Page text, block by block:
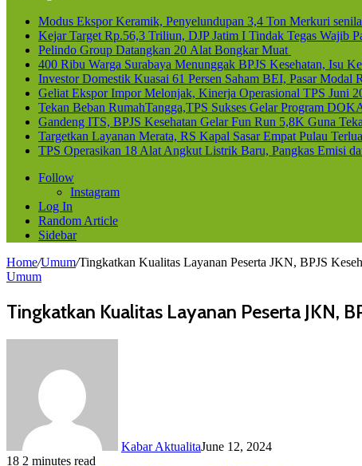
Modus Ekspor Keramik, Penyelundupan 3,4 Ton Merkuri
Kejar Target Rp.56,3 Triliun, DJP Jatim I Tindak Tegas Wajib
Pelindo Group Datangkan 20 Alat Bongkar Muat
400 Ribu Warga Surabaya Menunggak BPJS Kesehatan, Isu
Investor Domestik Kuasai 61 Persen Saham BEI, Pasar
Geliat Ekspor Impor Melonjak, Kinerja Operasional TPS Juni
Tekan Beban RumahTangga,TPS Sukses Gelar Program
Gandeng ITS, BPJS Kesehatan Gelar Fun Run 5,8K Guna
Targetkan Layanan Merata, RS Kapal Sasar Empat Pulau
TPS Operasikan 18 Alat Angkut Listrik Baru, Pangkas Emisi
Follow
Instagram
Log In
Random Article
Sidebar
Home/Umum/Tingkatkan Kualitas Layanan Peserta JKN, BPJS
Umum
Tingkatkan Kualitas Layanan Peserta JKN,
Kabar AktualitaJune 12, 2024
18 2 minutes read